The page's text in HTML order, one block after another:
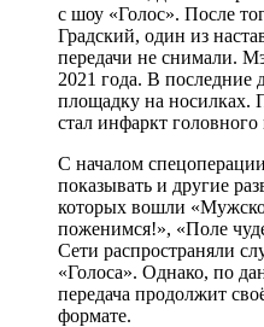
с шоу «Голос». После
Градский, один из
передачи не снимали.
2021 года. В
площадку на носилках.
стал инфаркт головного
С началом
показывать и другие
которых вошли
поженимся!», «Поле
Сети распространяли
«Голоса». Однако, по
передача продолжит
формате.